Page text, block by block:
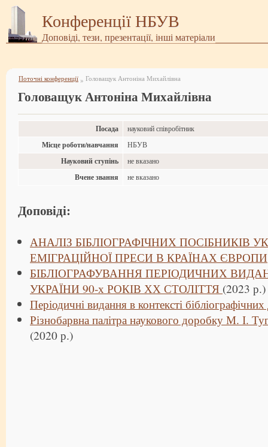
Конференції НБУВ
Доповіді, тези, презентації, інші матеріали
Поточні конференції » Головащук Антоніна Михайлівна
Головащук Антоніна Михайлівна
Посада науковий співробітник
Місце роботи/навчання НБУВ
Науковий ступінь не вказано
Вчене звання не вказано
Доповіді:
АНАЛІЗ БІБЛІОГРАФІЧНИХ ПОСІБНИКІВ
ЕМІГРАЦІЙНОЇ ПРЕСИ В КРАЇНАХ ЄВРОПИ
БІБЛІОГРАФУВАННЯ ПЕРІОДИЧНИХ
УКРАЇНИ 90-х РОКІВ ХХ СТОЛІТТЯ (2023 р.)
Періодичні видання в контексті
Різнобарвна палітра наукового доробку М. І.
(2020 р.)